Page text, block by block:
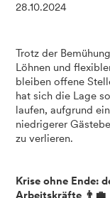
28.10.2024
Trotz der
Löhnen und
bleiben offene
hat sich die Lage
laufen, aufgrund
niedrigerer
zu verlieren.
Krise ohne Ende:
Arbeitskräfte 👨‍💼